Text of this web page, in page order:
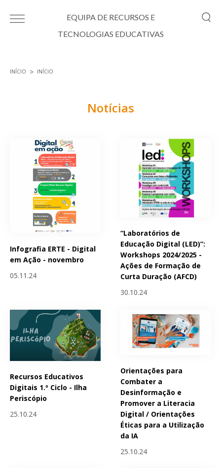
EQUIPA DE RECURSOS E
TECNOLOGIAS EDUCATIVAS
INÍCIO INÍCIO
Notícias
Infografia ERTE - Digital
em Ação - novembro
05.11.24
“Laboratórios de
Educação Digital (LED)”:
Workshops 2024/2025 -
Ações de Formação de
Curta Duração (AFCD)
30.10.24
Recursos Educativos
Digitais 1.º Ciclo - Ilha
Periscópio
25.10.24
Orientações para
Combater a
Desinformação e
Promover a Literacia
Digital / Orientações
Éticas para a Utilização
da IA
25.10.24
Páginas